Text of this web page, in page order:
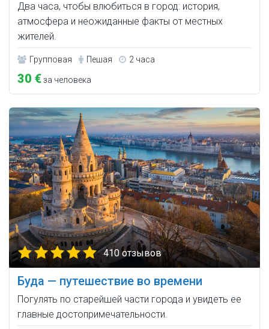
Два часа, чтобы влюбиться в город: история,
атмосфера и неожиданные факты от местных
жителей.
Групповая Пешая 2 часа
30 €за человека
410 отзывов
Буда — путешествие во времени
Погулять по старейшей части города и увидеть ее
главные достопримечательности.